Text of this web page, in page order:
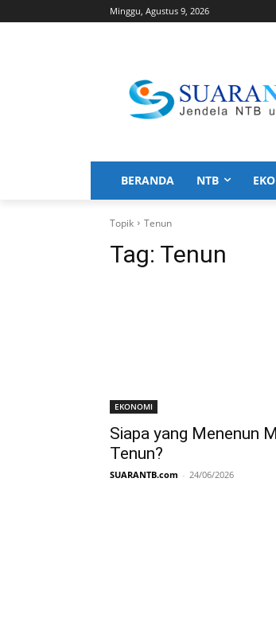
Minggu, Agustus 9, 2026
BERANDA NTB
Topik Tenun
Tag: Tenun
EKONOMI
Siapa yang Menenun
Tenun?
SUARANTB.com - 24/06/2026